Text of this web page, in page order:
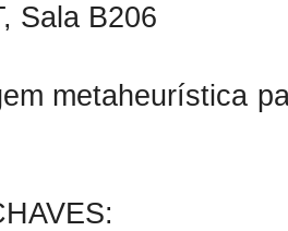
Sala B206
metaheurística